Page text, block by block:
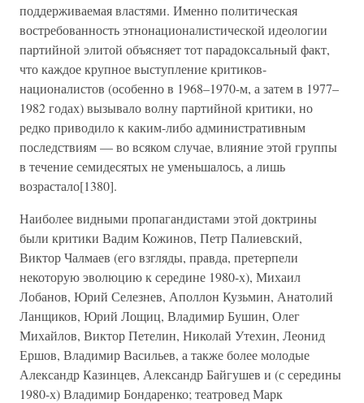
поддерживаемая властями. Именно политическая
востребованность этнонационалистической идеологии
партийной элитой объясняет тот парадоксальный факт,
что каждое крупное выступление критиков-
националистов (особенно в 1968–1970-м, а затем в 1977–
1982 годах) вызывало волну партийной критики, но
редко приводило к каким-либо административным
последствиям — во всяком случае, влияние этой группы
в течение семидесятых не уменьшалось, а лишь
возрастало[1380].
Наиболее видными пропагандистами этой доктрины
были критики Вадим Кожинов, Петр Палиевский,
Виктор Чалмаев (его взгляды, правда, претерпели
некоторую эволюцию к середине 1980-х), Михаил
Лобанов, Юрий Селезнев, Аполлон Кузьмин, Анатолий
Ланщиков, Юрий Лощиц, Владимир Бушин, Олег
Михайлов, Виктор Петелин, Николай Утехин, Леонид
Ершов, Владимир Васильев, а также более молодые
Александр Казинцев, Александр Байгушев и (с середины
1980-х) Владимир Бондаренко; театровед Марк